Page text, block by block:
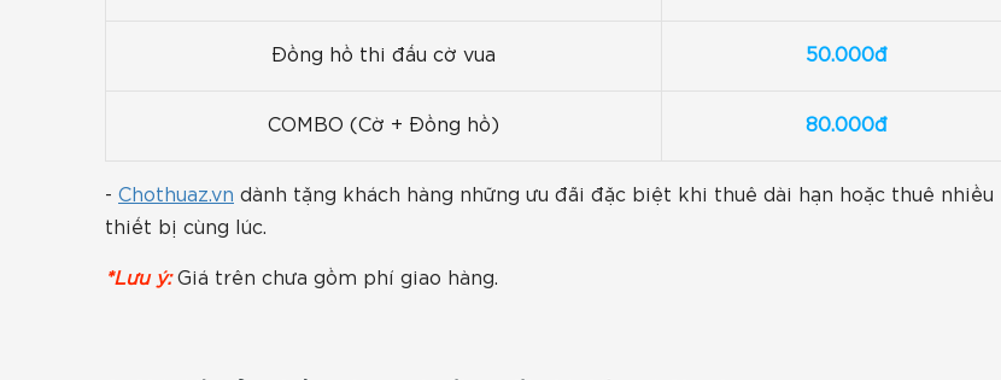
Đồng hồ thi đấu cờ vua 50.000đ
COMBO (Cờ + Đồng hồ) 80.000đ
- Chothuaz.vn dành tặng khách hàng những ưu đãi đặc biệt khi thuê dài hạn hoặc thuê nhiều
thiết bị cùng lúc.
*Lưu ý:Giá trên chưa gồm phí giao hàng.